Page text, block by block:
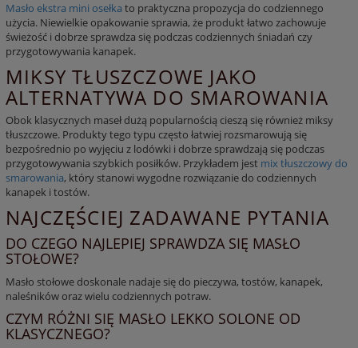
Masło ekstra mini osełka to praktyczna propozycja do codziennego
użycia. Niewielkie opakowanie sprawia, że produkt łatwo zachowuje
świeżość i dobrze sprawdza się podczas codziennych śniadań czy
przygotowywania kanapek.
MIKSY TŁUSZCZOWE JAKO
ALTERNATYWA DO SMAROWANIA
Obok klasycznych masełdużą popularnością cieszą się również miksy
tłuszczowe. Produkty tego typu często łatwiej rozsmarowują się
bezpośrednio po wyjęciu z lodówki i dobrze sprawdzają się podczas
przygotowywania szybkich posiłków. Przykładem jest mix tłuszczowy do
smarowania, który stanowi wygodne rozwiązanie do codziennych
kanapek i tostów.
NAJCZĘŚCIEJ ZADAWANE PYTANIA
DO CZEGO NAJLEPIEJ SPRAWDZA SIĘ MASŁO
STOŁOWE?
Masło stołowe doskonale nadaje się do pieczywa, tostów, kanapek,
naleśników oraz wielu codziennych potraw.
CZYM RÓŻNI SIĘ MASŁO LEKKO SOLONE OD
KLASYCZNEGO?